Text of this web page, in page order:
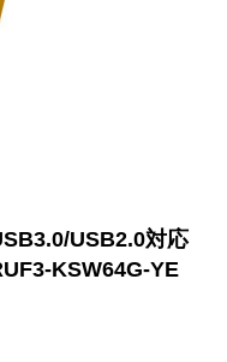
USB2.0対応
KSW64G-YE